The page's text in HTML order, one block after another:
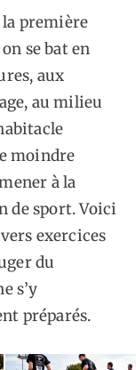
la première
se bat en
aux
au milieu
moindre
à la
de sport. Voici
exercices
du
s’y
préparés.